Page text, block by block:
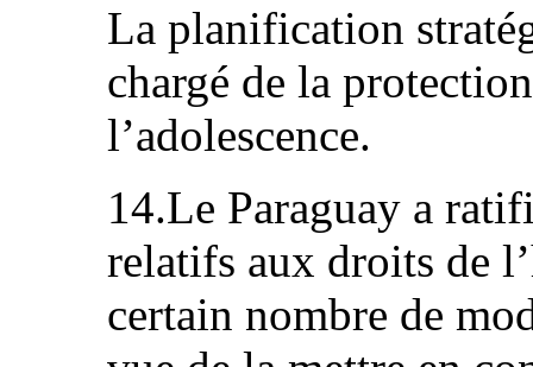
La planification
chargé de la
l’adolescence.
14.Le Paraguay a
relatifs aux droits de
certain nombre de